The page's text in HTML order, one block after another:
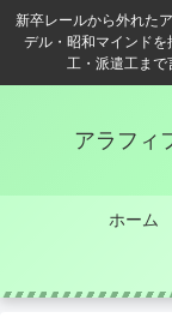
新卒レールから外れた
デル・昭和マインド
工・派遣工まで
アラフィ
ホーム